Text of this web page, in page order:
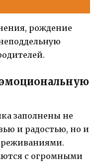
рождение
заполнены не
и радостью, но и
с огромными